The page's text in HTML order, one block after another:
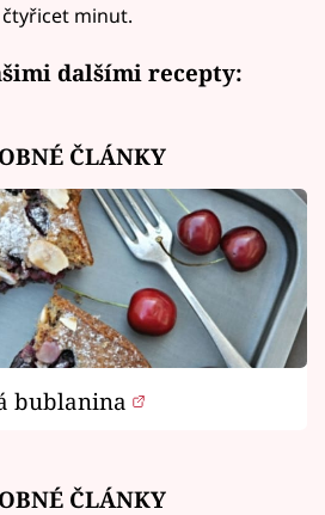
minut.
dalšími recepty:
ČLÁNKY
bublanina
ČLÁNKY